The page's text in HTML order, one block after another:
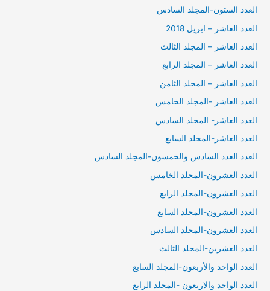
العدد الستون-المجلد السادس
العدد العاشر – ابريل 2018
العدد العاشر – المجلد الثالث
العدد العاشر – المجلد الرابع
العدد العاشر – المحلد الثامن
العدد العاشر -المجلد الخامس
العدد العاشر- المجلد السادس
العدد العاشر-المجلد السابع
العدد العدد السادس والخمسون-المجلد السادس
العدد العشرون-المجلد الخامس
العدد العشرون-المجلد الرابع
العدد العشرون-المجلد السابع
العدد العشرون-المجلد السادس
العدد العشرين-المجلد الثالث
العدد الواحد والأربعون-المجلد السابع
العدد الواحد والاربعون -المجلد الرابع